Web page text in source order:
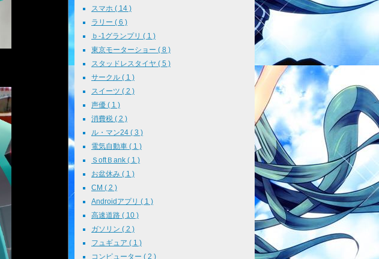
スマホ ( 14 )
ラリー ( 6 )
ｂ-1グランプリ ( 1 )
東京モーターショー ( 8 )
スタッドレスタイヤ ( 5 )
サークル ( 1 )
スイーツ ( 2 )
声優 ( 1 )
消費税 ( 2 )
ル・マン24 ( 3 )
電気自動車 ( 1 )
ＳoftＢank ( 1 )
お盆休み ( 1 )
CM ( 2 )
Androidアプリ ( 1 )
高速道路 ( 10 )
ガソリン ( 2 )
フュギュア ( 1 )
コンピューター ( 2 )